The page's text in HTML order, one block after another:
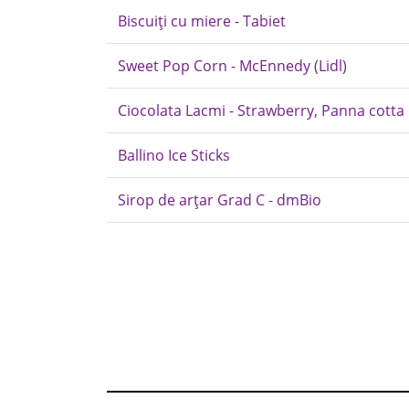
Biscuiți cu miere - Tabiet
Sweet Pop Corn - McEnnedy (Lidl)
Ciocolata Lacmi - Strawberry, Panna cotta
Ballino Ice Sticks
Sirop de arțar Grad C - dmBio